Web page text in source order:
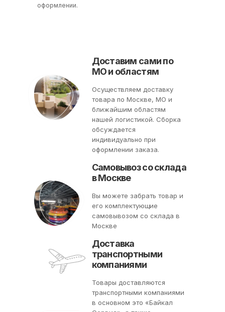
оформлении.
Доставим сами по
МО и областям
Осуществляем доставку
товара по Москве, МО и
ближайшим областям
нашей логистикой. Сборка
обсуждается
индивидуально при
оформлении заказа.
Самовывоз со склада
в Москве
Вы можете забрать товар и
его комплектующие
самовывозом со склада в
Москве
Доставка
транспортными
компаниями
Товары доставляются
транспортными компаниями
в основном это «Байкал